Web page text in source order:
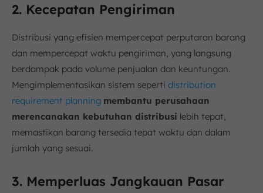
2. Kecepatan Pengiriman
Distribusi yang efisien mempercepat perputaran barang
dan mempercepat waktu pengiriman, yang langsung
berdampak pada volume penjualan dan keuntungan.
Mengimplementasikan sistem seperti distribution
requirement planning membantu perusahaan
merencanakan kebutuhan distribusi lebih tepat,
memastikan barang tersedia tepat waktu dan dalam
jumlah yang sesuai.
3. Memperluas Jangkauan Pasar